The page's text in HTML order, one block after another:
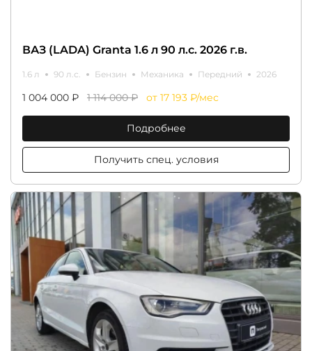
ВАЗ (LADA) Granta 1.6 л 90 л.с. 2026 г.в.
1.6 л 90 л.с. Бензин Механика Передний 2026
1 004 000 ₽ 1 114 000 ₽ от 17 193 ₽/мес
Подробнее
Получить спец. условия